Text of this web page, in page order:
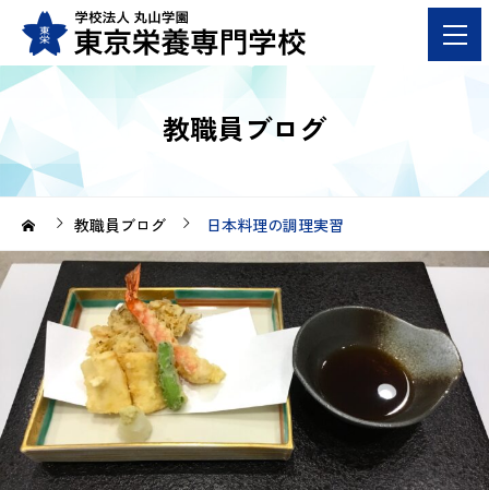
教職員ブログ
教職員ブログ 日本料理の調理実習